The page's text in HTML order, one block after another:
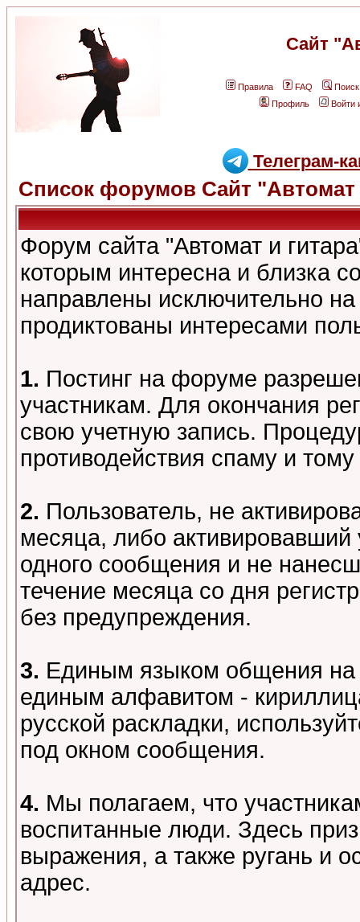
Сайт
Правила FAQ
Поиск
Профиль
Войти
Телеграм-
Список форумов Сайт "Автомат
Форум сайта "Автомат и
которым интересна и близка
направлены исключительно
продиктованы интересами
1. Постинг на форуме
участникам. Для окончания
свою учетную запись.
противодействия спаму и
2. Пользователь, не
месяца, либо
одного сообщения и не
течение месяца со дня
без предупреждения.
3. Единым языком общения на
единым алфавитом -
русской раскладки,
под окном сообщения.
4. Мы полагаем, что
воспитанные люди. Здесь
выражения, а также ругань и
адрес.